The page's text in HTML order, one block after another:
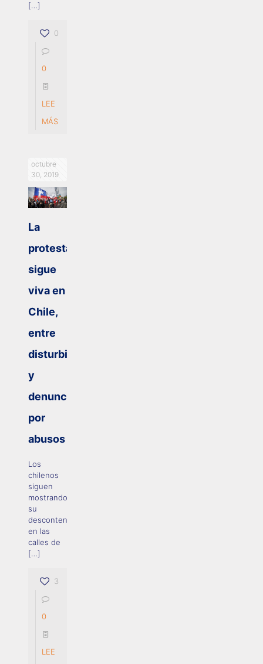
[…]
0
0
LEE
MÁS
octubre
30, 2019
La
protesta
sigue
viva en
Chile,
entre
disturbios
y
denuncias
por
abusos
Los
chilenos
siguen
mostrando
su
descontento
en las
calles de
[…]
3
0
LEE